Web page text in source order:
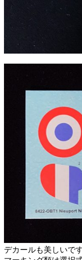
デカールも美しいです